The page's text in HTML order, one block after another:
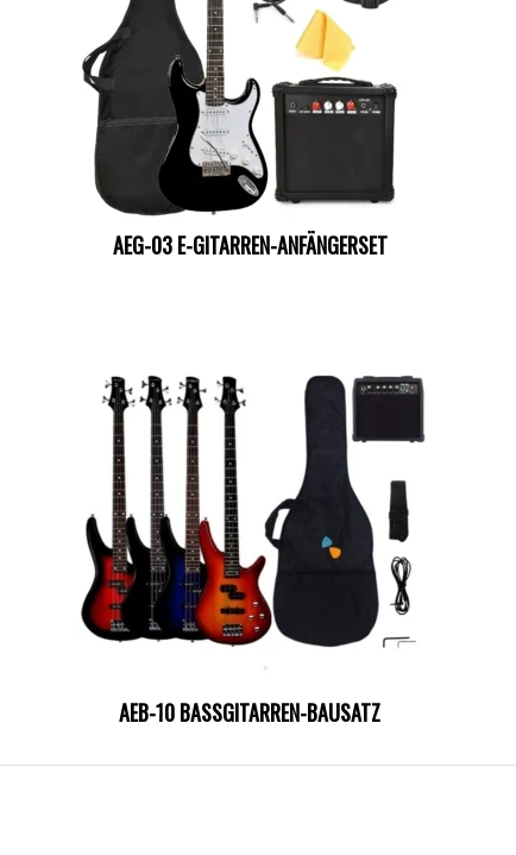
AEG-03 E-GITARREN-ANFÄNGERSET
AEB-10 BASSGITARREN-BAUSATZ